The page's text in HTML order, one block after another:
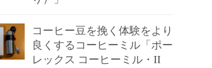
コーヒー豆を挽く体験をより
良くするコーヒーミル「ポー
レックス コーヒーミル・II